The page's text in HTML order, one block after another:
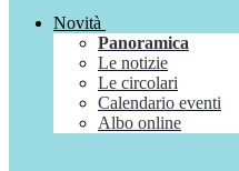
Novità
Panoramica
Le notizie
Le circolari
Calendario eventi
Albo online